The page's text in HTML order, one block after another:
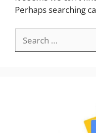
Perhaps searching
for: